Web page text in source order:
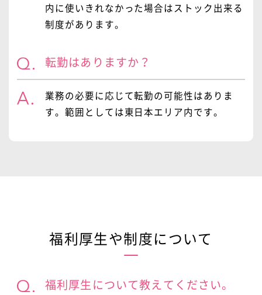
内に使いきれなかった場合はストック出来る
制度があります。
転勤はありますか？
業務の必要に応じて転勤の可能性はありま
す。範囲としては東日本エリア内です。
福利厚生や制度について
福利厚生について教えてください。